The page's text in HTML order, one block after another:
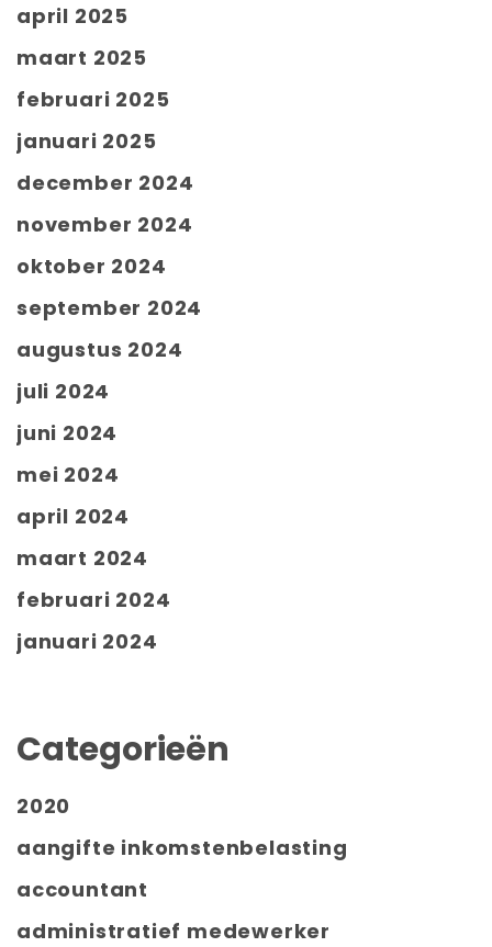
april 2025
maart 2025
februari 2025
januari 2025
december 2024
november 2024
oktober 2024
september 2024
augustus 2024
juli 2024
juni 2024
mei 2024
april 2024
maart 2024
februari 2024
januari 2024
Categorieën
2020
aangifte inkomstenbelasting
accountant
administratief medewerker